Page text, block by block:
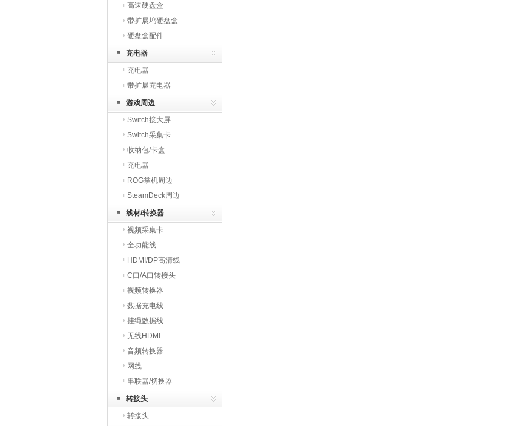
高速硬盘盒
带扩展坞硬盘盒
硬盘盒配件
充电器
充电器
带扩展充电器
游戏周边
Switch接大屏
Switch采集卡
收纳包/卡盒
充电器
ROG掌机周边
SteamDeck周边
线材/转换器
视频采集卡
全功能线
HDMI/DP高清线
C口/A口转接头
视频转换器
数据充电线
挂绳数据线
无线HDMI
音频转换器
网线
串联器/切换器
转接头
转接头